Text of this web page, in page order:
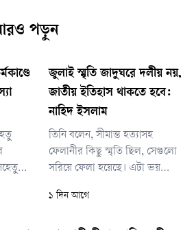
পড়ুন
জুলাই স্মৃতি জাদুঘরে দলীয় নয়,
জাতীয় ইতিহাস থাকতে হবে:
নাহিদ ইসলাম
তিনি বলেন, সীমান্ত হত্যাসহ
ফেলানীর কিছু স্মৃতি ছিল, সেগুলো
সরিয়ে ফেলা হয়েছে। এটা ভয়
জানা নেই। সরিয়ে দিয়ে তারা
১ দিন আগে